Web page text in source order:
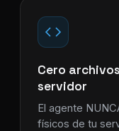
Cero
servidor
El agente
físicos de tu